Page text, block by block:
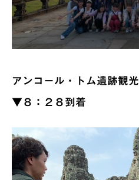
アンコール・トム遺跡観光
▼８：２８到着